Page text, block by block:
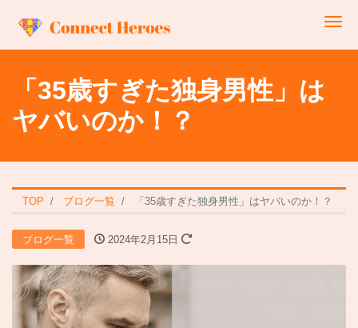
「35歳すぎた独身男性」は
ヤバいのか！？
TOP ブログ一覧 「35歳すぎた独身男性」はヤバいのか！？
ブログ一覧 2024年2月15日